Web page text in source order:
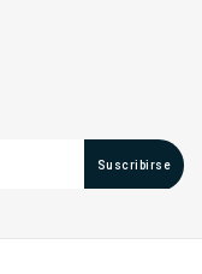
Suscribirse